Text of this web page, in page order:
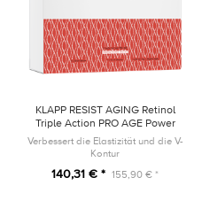
KLAPP RESIST AGING Retinol
Triple Action PRO AGE Power
Trio SET
Verbessert die Elastizität und die V-
Kontur
140,31 € * 155,90 € *